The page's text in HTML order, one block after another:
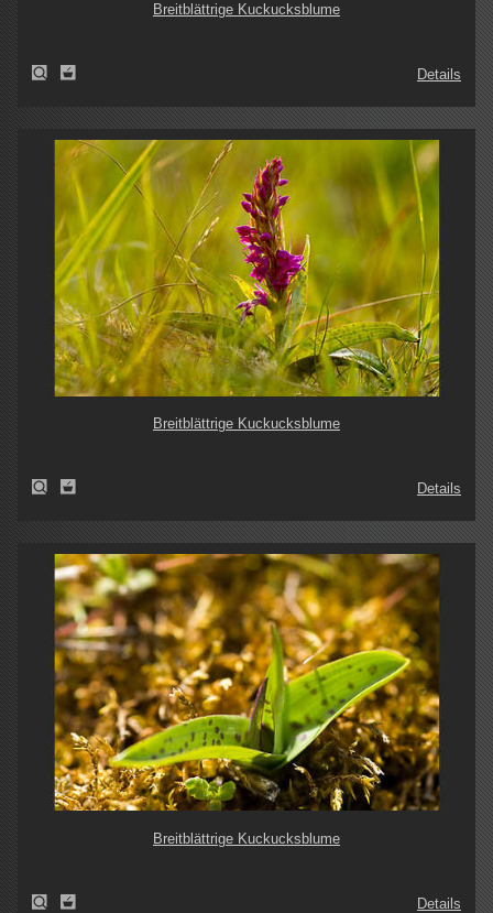
Breitblättrige Kuckucksblume
Details
Breitblättrige Kuckucksblume
Details
Breitblättrige Kuckucksblume
Details